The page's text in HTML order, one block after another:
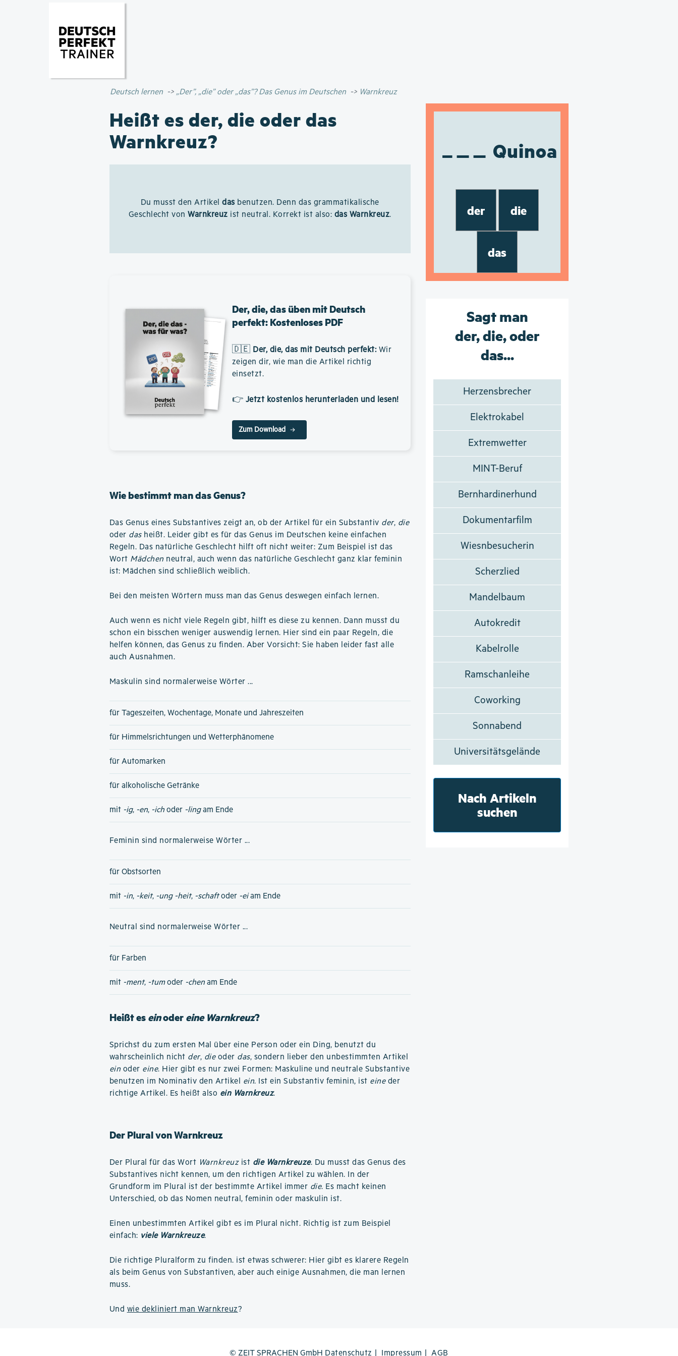
Deutsch lernen „Der”, „die” oder „das”? Das Genus im Deutschen Warnkreuz
Heißt es der, die oder das
Warnkreuz?
Du musst den Artikeldas benutzen. Denn das grammatikalische
Geschlecht vonWarnkreuz ist neutral. Korrekt ist also: das Warnkreuz.
Der, die, das üben mit Deutsch
perfekt: Kostenloses PDF
🇩🇪 Der, die, das mit Deutsch perfekt: Wir
zeigen dir, wie man die Artikel richtig
einsetzt.
👉 Jetzt kostenlos herunterladen und lesen!
Zum Download
Wie bestimmt man das Genus?
Das Genus eines Substantives zeigt an, ob der Artikel für ein Substantiv der, die
oder dasheißt. Leider gibt es für das Genus im Deutschen keine einfachen
Regeln. Das natürliche Geschlecht hilft oft nicht weiter: Zum Beispiel ist das
Wort Mädchen neutral, auch wenn das natürliche Geschlecht ganz klar feminin
ist: Mädchen sind schließlich weiblich.
Bei den meisten Wörtern muss man das Genus deswegen einfach lernen.
Auch wenn es nicht viele Regeln gibt, hilft es diese zu kennen. Dann musst du
schon ein bisschen weniger auswendig lernen. Hier sind ein paar Regeln, die
helfen können, das Genus zu finden. Aber Vorsicht: Sie haben leider fast alle
auch Ausnahmen.
Maskulin sind normalerweise Wörter ...
für Tageszeiten, Wochentage, Monate und Jahreszeiten
für Himmelsrichtungen und Wetterphänomene
für Automarken
für alkoholische Getränke
mit -ig, -en, -ichoder -lingam Ende
Feminin sind normalerweise Wörter ...
für Obstsorten
mit -in, -keit, -ung -heit, -schaftoder -eiam Ende
Neutral sind normalerweise Wörter ...
für Farben
mit -ment, -tumoder -chenam Ende
Heißt eseinodereine Warnkreuz?
Sprichst du zum ersten Mal über eine Person oder ein Ding, benutzt du
wahrscheinlich nicht der, dieoder das, sondern lieber den unbestimmten Artikel
ein oder eine. Hier gibt es nur zwei Formen: Maskuline und neutrale Substantive
benutzen im Nominativ den Artikel ein. Ist ein Substantiv feminin, ist eineder
richtige Artikel. Es heißt also ein Warnkreuz.
Der Plural von Warnkreuz
Der Plural für das Wort Warnkreuzist die Warnkreuze. Du musst das Genus des
Substantives nicht kennen, um den richtigen Artikel zu wählen. In der
Grundform im Plural ist der bestimmte Artikel immer die. Es macht keinen
Unterschied, ob das Nomen neutral, feminin oder maskulin ist.
Einen unbestimmten Artikel gibt es im Plural nicht. Richtig ist zum Beispiel
einfach: viele Warnkreuze.
Die richtige Pluralform zu finden. ist etwas schwerer: Hier gibt es klarere Regeln
als beim Genus von Substantiven, aber auch einige Ausnahmen, die man lernen
muss.
Und wie dekliniert man Warnkreuz?
Quinoa
der die
das
Sagt man
der, die, oder
das...
Herzensbrecher
Elektrokabel
Extremwetter
MINT-Beruf
Bernhardinerhund
Dokumentarfilm
Wiesnbesucherin
Scherzlied
Mandelbaum
Autokredit
Kabelrolle
Ramschanleihe
Coworking
Sonnabend
Universitätsgelände
Nach Artikeln
suchen
© ZEIT SPRACHEN GmbH Datenschutz Impressum AGB